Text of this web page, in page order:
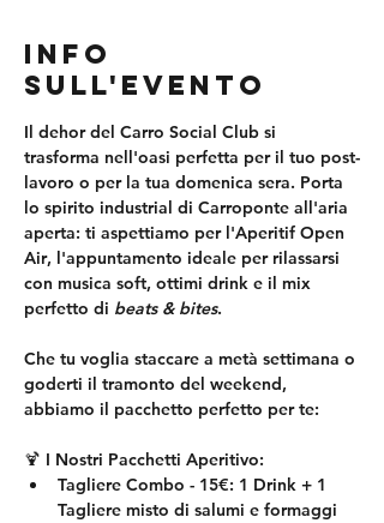
Info
sull'evento
Il dehor del Carro Social Club si
trasforma nell'oasi perfetta per il tuo post-
lavoro o per la tua domenica sera. Porta
lo spirito industrial di Carroponte all'aria
aperta: ti aspettiamo per l'Aperitif Open
Air, l'appuntamento ideale per rilassarsi
con musica soft, ottimi drink e il mix
perfetto di beats & bites.
Che tu voglia staccare a metà settimana o
goderti il tramonto del weekend,
abbiamo il pacchetto perfetto per te:
🍹 I Nostri Pacchetti Aperitivo:
Tagliere Combo - 15€: 1 Drink + 1
Tagliere misto di salumi e formaggi